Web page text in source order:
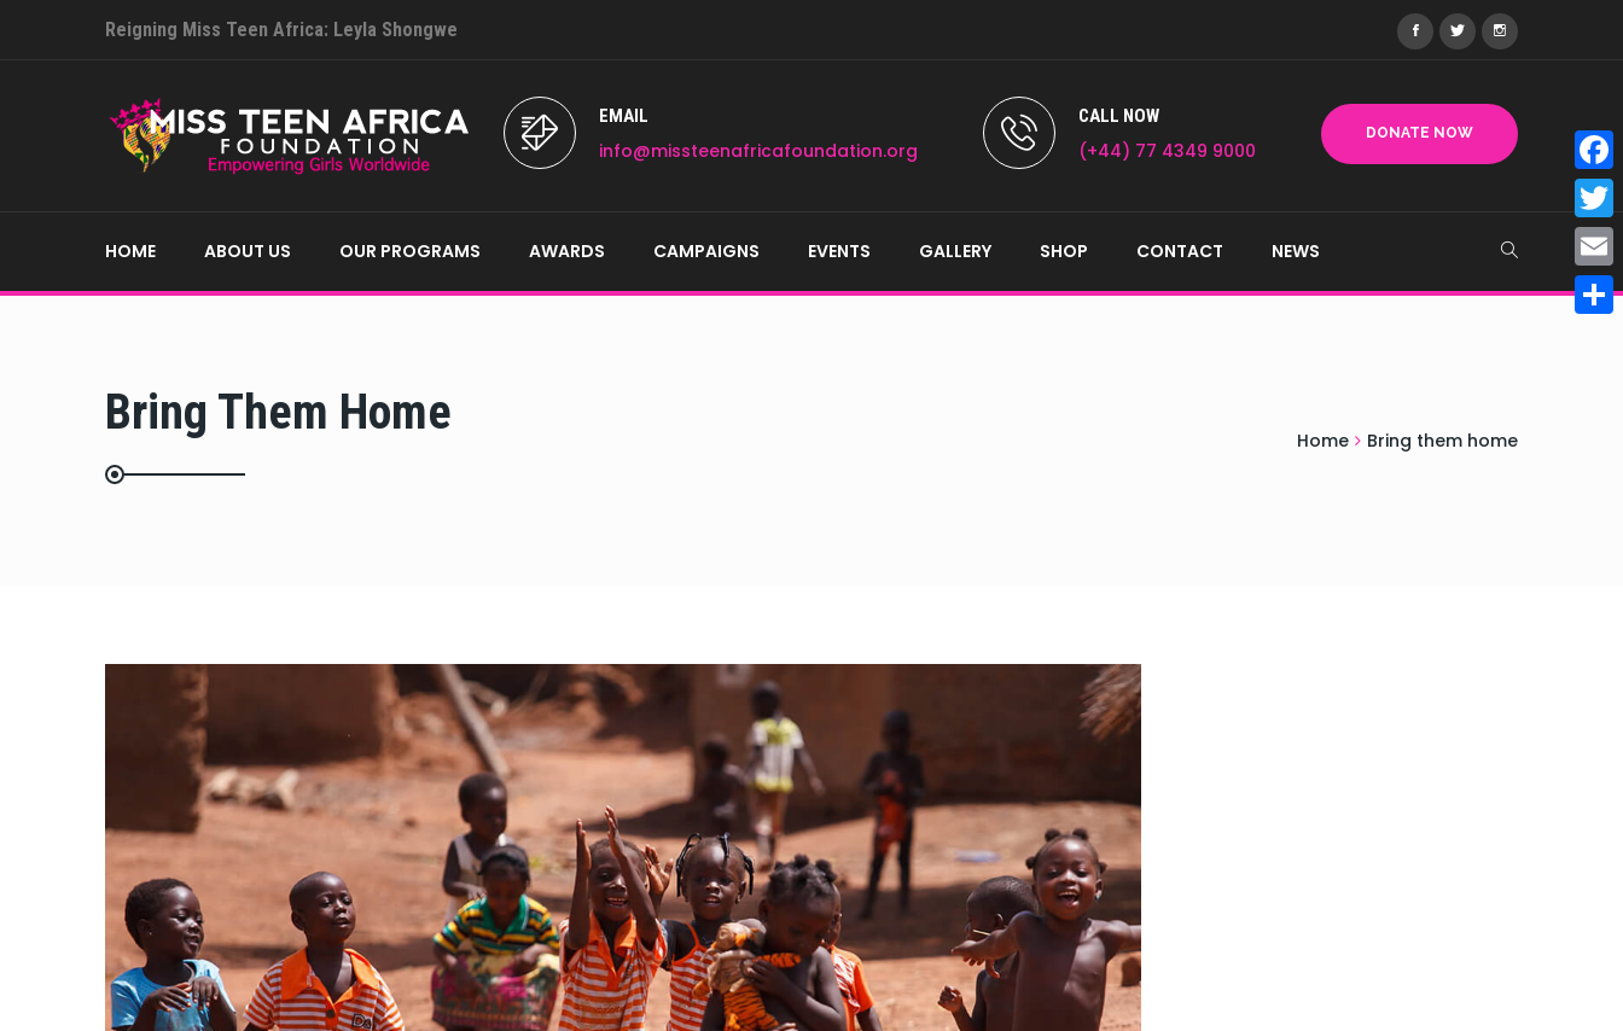
Reigning Miss Teen Africa: Leyla Shongwe
EMAIL
info@missteenafricafoundation.org
CALL NOW
(+44) 77 4349 9000
DONATE NOW
HOME ABOUT US OUR PROGRAMS AWARDS CAMPAIGNS EVENTS GALLERY SHOP CONTACT NEWS
Bring Them Home Home Bring them home
Email